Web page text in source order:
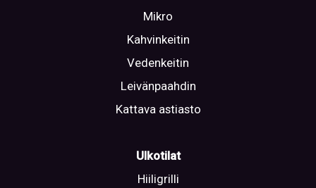
Mikro
Kahvinkeitin
Vedenkeitin
Leivänpaahdin
Kattava astiasto
Ulkotilat
Hiiligrilli